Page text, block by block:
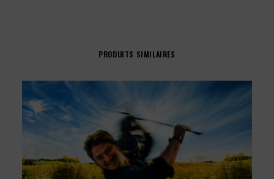
PRODUITS SIMILAIRES